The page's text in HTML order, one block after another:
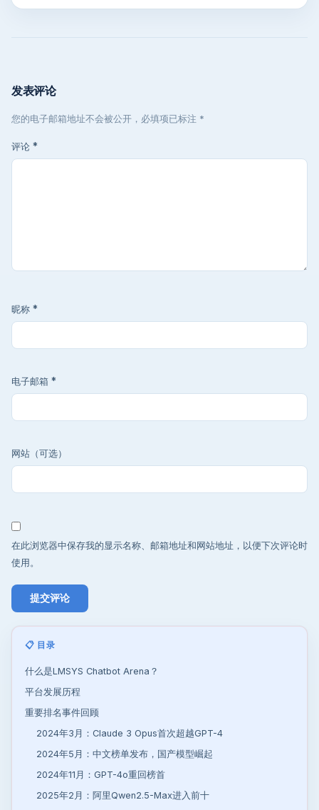
发表评论
您的电子邮箱地址不会被公开，必填项已标注 *
评论 *
昵称 *
电子邮箱 *
网站（可选）
在此浏览器中保存我的显示名称、邮箱地址和网站地址，以便下次评论时
使用。
📋 目录
什么是LMSYS Chatbot Arena？
平台发展历程
重要排名事件回顾
2024年3月：Claude 3 Opus首次超越GPT-4
2024年5月：中文榜单发布，国产模型崛起
2024年11月：GPT-4o重回榜首
2025年2月：阿里Qwen2.5-Max进入前十